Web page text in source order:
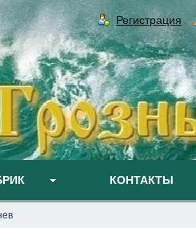
Регистрация
КОНТАКТЫ